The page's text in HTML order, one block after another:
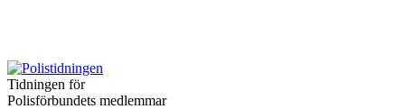
Tidningen för
Polisförbundets medlemmar